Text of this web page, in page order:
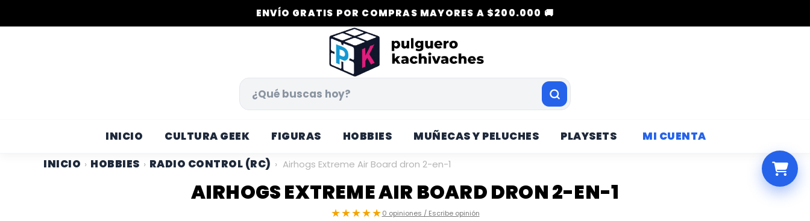
ENVÍO GRATIS POR COMPRAS MAYORES A $200.000 🚚
INICIO CULTURA GEEK FIGURAS HOBBIES MUÑECAS Y PELUCHES PLAYSETS
MI CUENTA
INICIO › HOBBIES › RADIO CONTROL (RC) › Airhogs Extreme Air Board dron 2-en-1
AIRHOGS EXTREME AIR BOARD DRON 2-EN-1
★★★★★0 opiniones / Escribe opinión